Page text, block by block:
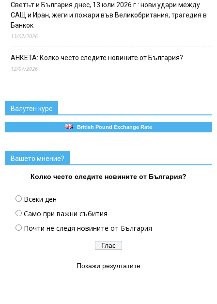
Светът и България днес, 13 юли 2026 г.: нови удари между
САЩ и Иран, жеги и пожари във Великобритания, трагедия в
Банкок
13/07/2026
АНКЕТА: Колко често следите новините от България?
12/07/2026
Валутен курс
British Pound Exchange Rate
Вашето мнение?
Колко често следите новините от България?
Всеки ден
Само при важни събития
Почти не следя новините от България
Покажи резултатите